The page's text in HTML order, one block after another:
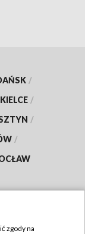
/
KIELCE /
/
/
zgody na